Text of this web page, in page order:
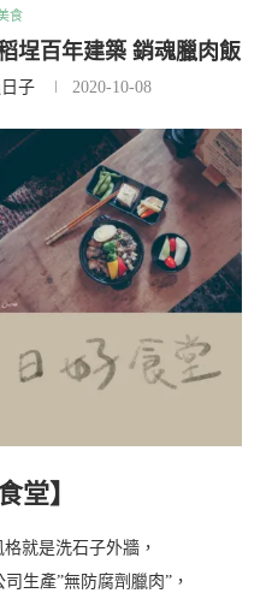
食
埕百年建築 銷魂臘肉飯
子 2020-10-08
堂】
就是洗石子外牆，
生產”無防腐劑臘肉”，